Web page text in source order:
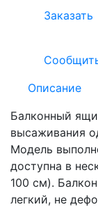
Заказать
Описание
Балконный
высаживания
Модель
доступна в
100 см).
легкий, не